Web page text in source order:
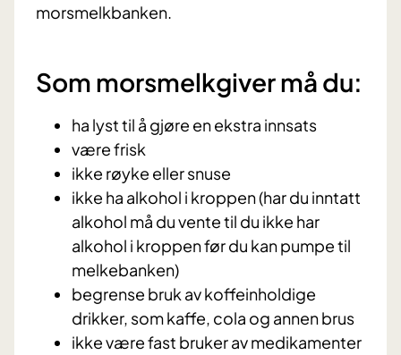
morsmelkbanken.
Som morsmelkgiver må du:
ha lyst til å gjøre en ekstra innsats
være frisk
ikke røyke eller snuse
ikke ha alkohol i kroppen (har du inntatt
alkohol må du vente til du ikke har
alkohol i kroppen før du kan pumpe til
melkebanken)
begrense bruk av koffeinholdige
drikker, som kaffe, cola og annen brus
ikke være fast bruker av medikamenter